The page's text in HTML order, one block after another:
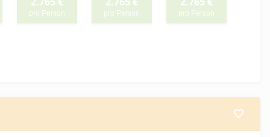
pro Person pro Person pro Person